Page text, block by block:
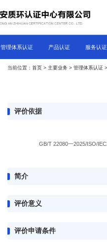
管理体系认证 产品认证 服务认证
当前位置： 首页> 主要业务> 管理体系认证>
评价依据
GB/T 22080一2025/ISO/
简介
评价意义
评价申请条件